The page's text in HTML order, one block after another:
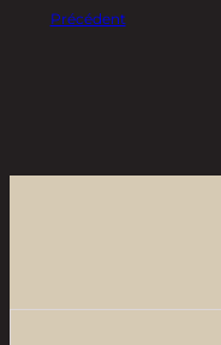
Précédent